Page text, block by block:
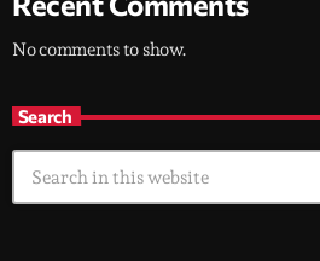
No comments to show.
Search